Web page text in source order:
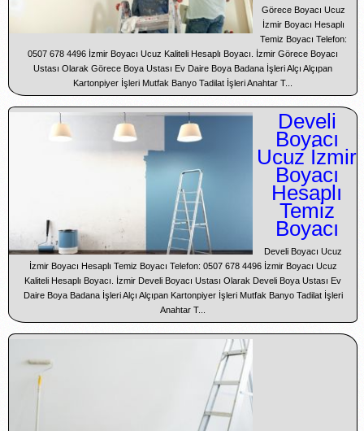
Görece Boyacı Ucuz
İzmir Boyacı Hesaplı
Temiz Boyacı Telefon:
0507 678 4496 İzmir Boyacı Ucuz Kaliteli Hesaplı Boyacı. İzmir Görece Boyacı
Ustası Olarak Görece Boya Ustası Ev Daire Boya Badana İşleri Alçı Alçıpan
Kartonpiyer İşleri Mutfak Banyo Tadilat İşleri Anahtar T...
Develi
Boyacı
Ucuz İzmir
Boyacı
Hesaplı
Temiz
Boyacı
Develi Boyacı Ucuz
İzmir Boyacı Hesaplı Temiz Boyacı Telefon: 0507 678 4496 İzmir Boyacı Ucuz
Kaliteli Hesaplı Boyacı. İzmir Develi Boyacı Ustası Olarak Develi Boya Ustası Ev
Daire Boya Badana İşleri Alçı Alçıpan Kartonpiyer İşleri Mutfak Banyo Tadilat İşleri
Anahtar T...